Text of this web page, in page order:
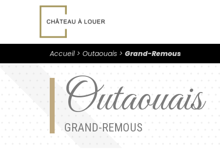
Accueil Outaouais Grand-Remous
Outaouais
GRAND-REMOUS